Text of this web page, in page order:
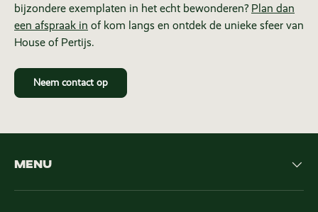
bijzondere exemplaten in het echt bewonderen? Plan dan
een afspraak in of kom langs en ontdek de unieke sfeer van
House of Pertijs.
Neem contact op
MENU